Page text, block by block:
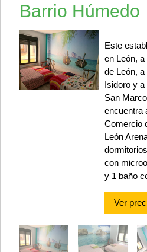
Barrio Húmedo
Este
en León,
de León,
Isidoro y
San
encuentra
Comercio
León
con
y 1 baño
Ver